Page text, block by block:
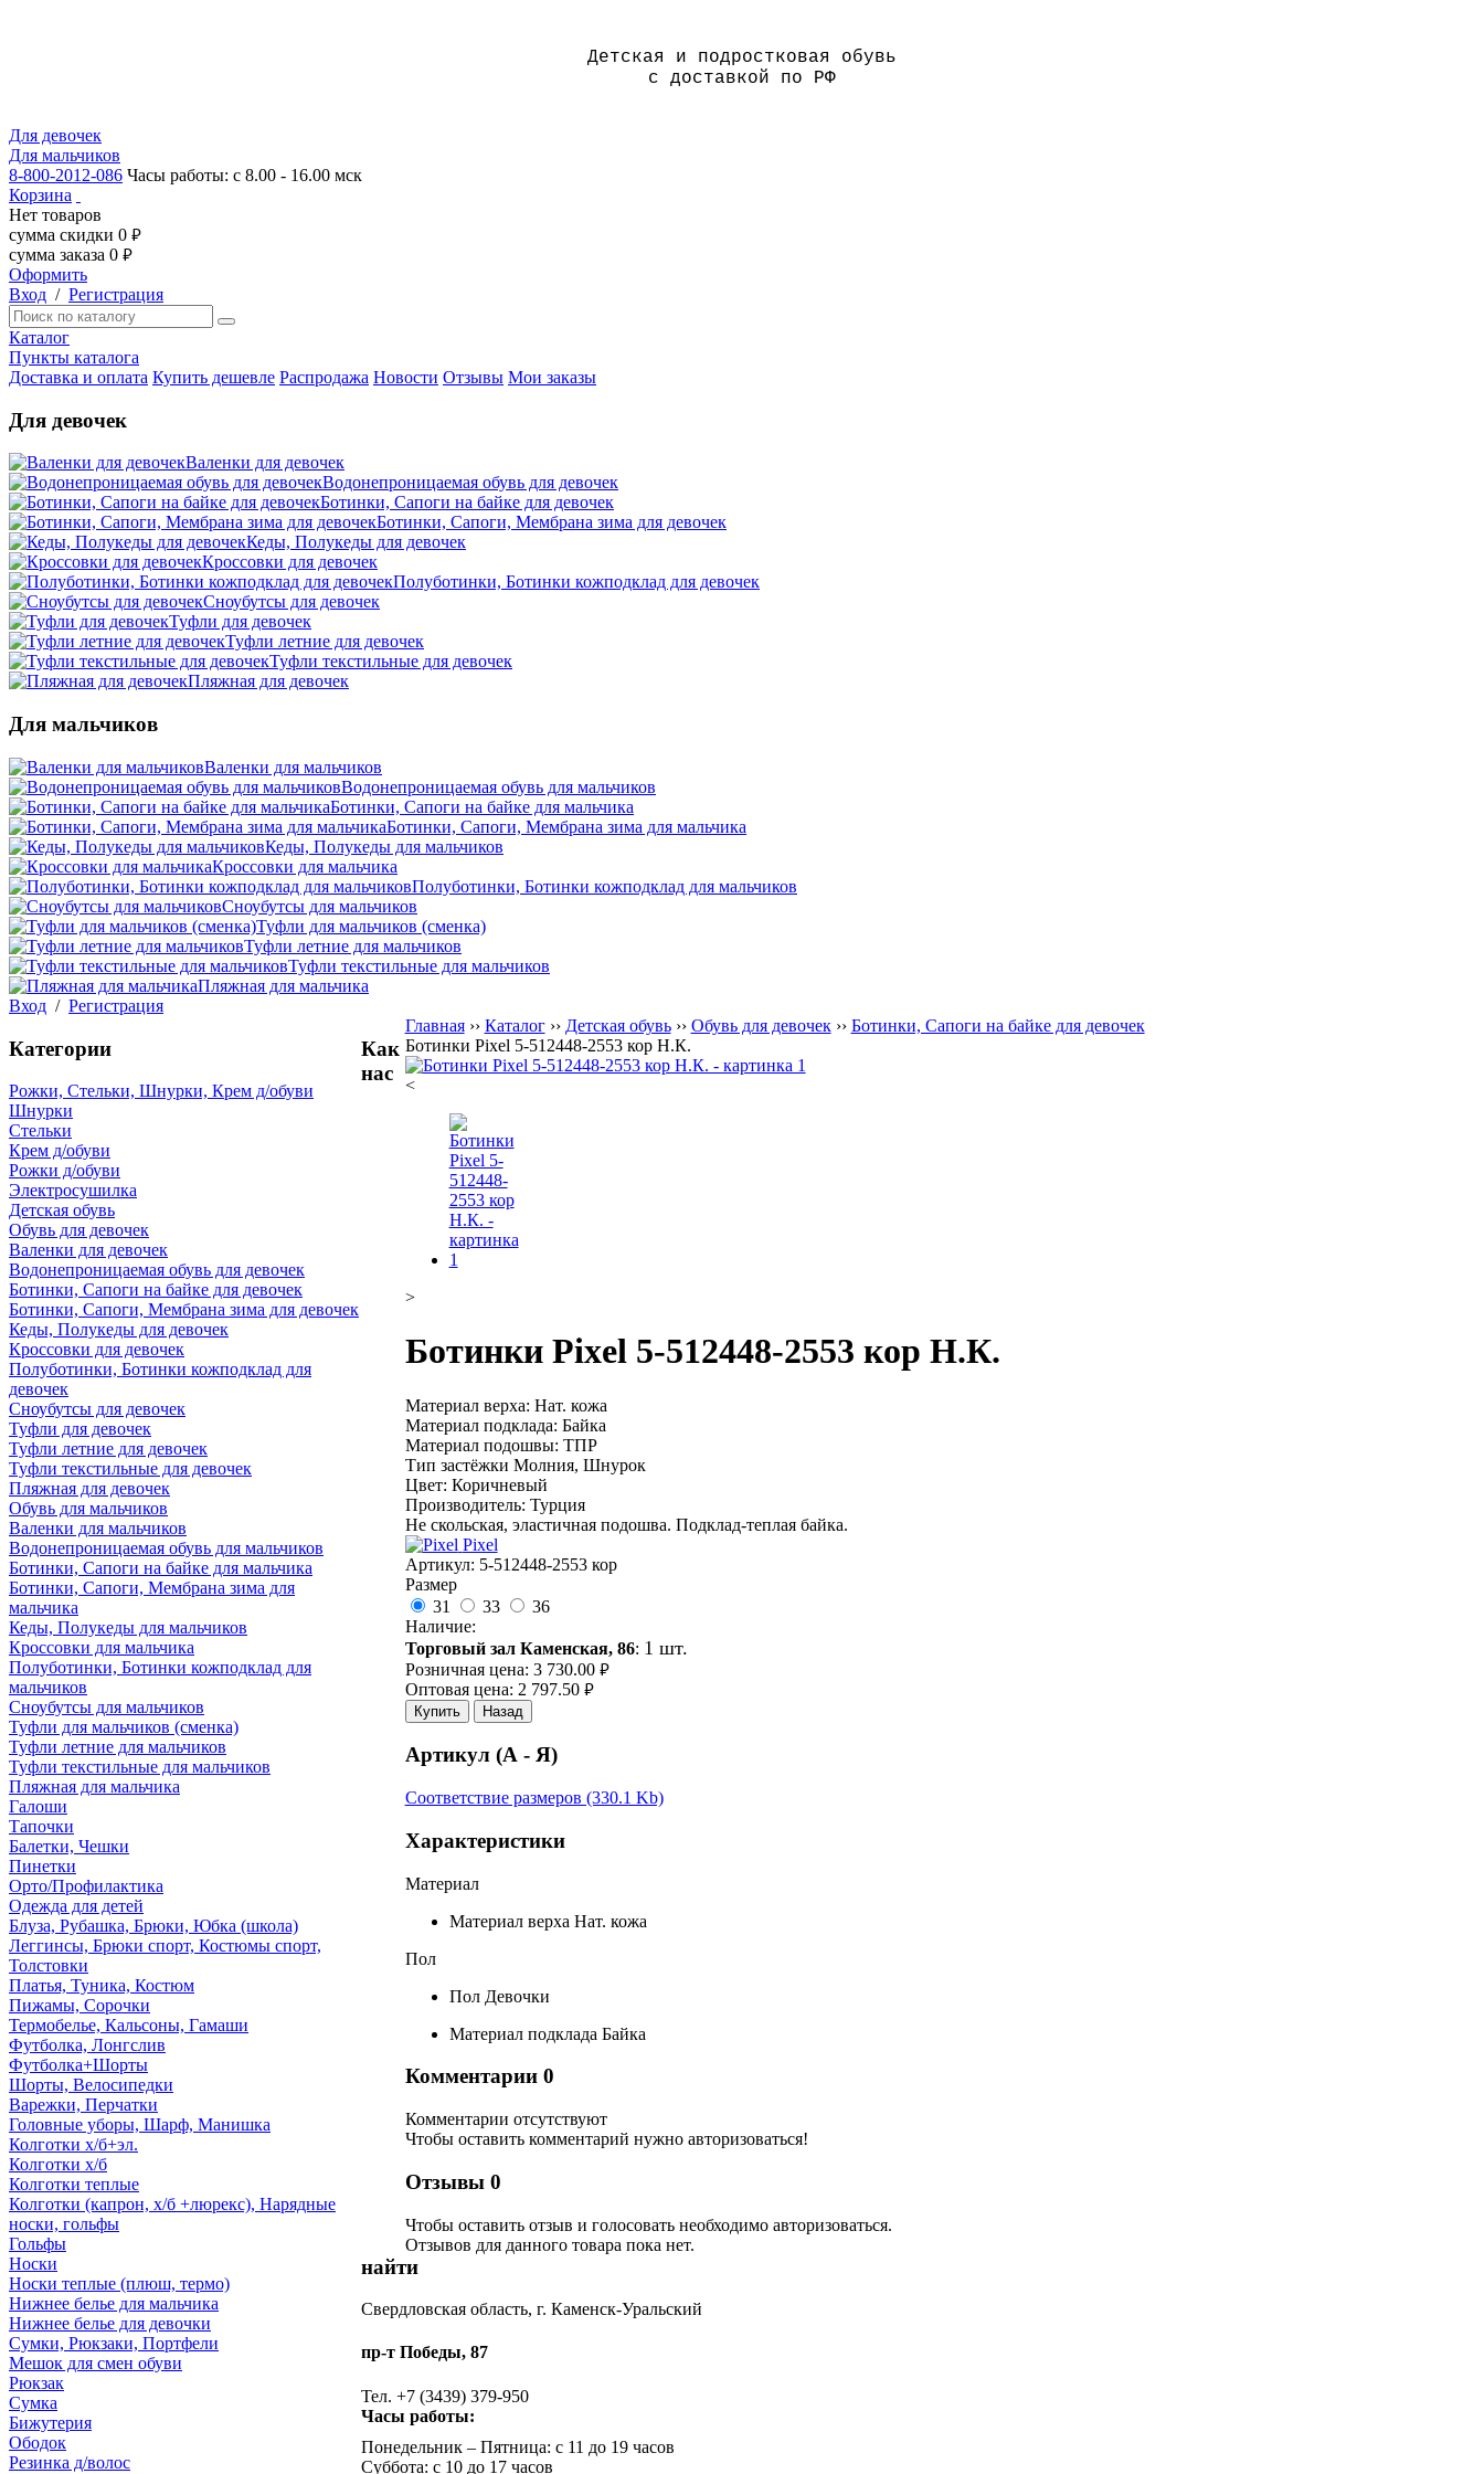
Детская и подростковая обувь
с доставкой по РФ
Для девочек
Для мальчиков
8-800-2012-086 Часы работы: с 8.00 - 16.00 мск
Корзина
Нет товаров
сумма скидки 0 руб.
сумма заказа 0 руб.
Оформить
Вход / Регистрация
Каталог
Пункты каталога
Доставка и оплата Купить дешевле Распродажа Новости Отзывы Мои заказы
Для девочек
Валенки для девочек
Водонепроницаемая обувь для девочек
Ботинки, Сапоги на байке для девочек
Ботинки, Сапоги, Мембрана зима для девочек
Кеды, Полукеды для девочек
Кроссовки для девочек
Полуботинки, Ботинки кожподклад для девочек
Сноубутсы для девочек
Туфли для девочек
Туфли летние для девочек
Туфли текстильные для девочек
Пляжная для девочек
Для мальчиков
Валенки для мальчиков
Водонепроницаемая обувь для мальчиков
Ботинки, Сапоги на байке для мальчика
Ботинки, Сапоги, Мембрана зима для мальчика
Кеды, Полукеды для мальчиков
Кроссовки для мальчика
Полуботинки, Ботинки кожподклад для мальчиков
Сноубутсы для мальчиков
Туфли для мальчиков (сменка)
Туфли летние для мальчиков
Туфли текстильные для мальчиков
Пляжная для мальчика
Вход / Регистрация
Главная ›› Каталог ›› Детская обувь ›› Обувь для девочек ›› Ботинки, Сапоги на байке для девочек
Ботинки Pixel 5-512448-2553 кор Н.К.
<
>
Ботинки Pixel 5-512448-2553 кор Н.К.
Материал верха: Нат. кожа
Материал подклада: Байка
Материал подошвы: ТПР
Тип застёжки Молния, Шнурок
Цвет: Коричневый
Производитель: Турция
Не скольская, эластичная подошва. Подклад-теплая байка.
Pixel
Артикул: 5-512448-2553 кор
Размер
31
33
36
Наличие:
Торговый зал Каменская, 86: 1 шт.
Розничная цена: 3 730.00 руб.
Оптовая цена: 2 797.50 руб.
Купить Назад
Артикул (А - Я)
Соответствие размеров (330.1 Kb)
Характеристики
Материал
Материал верха Нат. кожа
Пол
Пол Девочки
Материал подклада Байка
Комментарии 0
Комментарии отсутствуют
Чтобы оставить комментарий нужно авторизоваться!
Отзывы 0
Чтобы оcтавить отзыв и голосовать необходимо авторизоваться.
Отзывов для данного товара пока нет.
Категории
Рожки, Стельки, Шнурки, Крем д/обуви
Шнурки
Стельки
Крем д/обуви
Рожки д/обуви
Электросушилка
Детская обувь
Обувь для девочек
Валенки для девочек
Водонепроницаемая обувь для девочек
Ботинки, Сапоги на байке для девочек
Ботинки, Сапоги, Мембрана зима для девочек
Кеды, Полукеды для девочек
Кроссовки для девочек
Полуботинки, Ботинки кожподклад для
девочек
Сноубутсы для девочек
Туфли для девочек
Туфли летние для девочек
Туфли текстильные для девочек
Пляжная для девочек
Обувь для мальчиков
Валенки для мальчиков
Водонепроницаемая обувь для мальчиков
Ботинки, Сапоги на байке для мальчика
Ботинки, Сапоги, Мембрана зима для
мальчика
Кеды, Полукеды для мальчиков
Кроссовки для мальчика
Полуботинки, Ботинки кожподклад для
мальчиков
Сноубутсы для мальчиков
Туфли для мальчиков (сменка)
Туфли летние для мальчиков
Туфли текстильные для мальчиков
Пляжная для мальчика
Галоши
Тапочки
Балетки, Чешки
Пинетки
Орто/Профилактика
Одежда для детей
Блуза, Рубашка, Брюки, Юбка (школа)
Леггинсы, Брюки спорт, Костюмы спорт,
Толстовки
Платья, Туника, Костюм
Пижамы, Сорочки
Термобелье, Кальсоны, Гамаши
Футболка, Лонгслив
Футболка+Шорты
Шорты, Велосипедки
Варежки, Перчатки
Головные уборы, Шарф, Манишка
Колготки х/б+эл.
Колготки х/б
Колготки теплые
Колготки (капрон, х/б +люрекс), Нарядные
носки, гольфы
Гольфы
Носки
Носки теплые (плюш, термо)
Нижнее белье для мальчика
Нижнее белье для девочки
Сумки, Рюкзаки, Портфели
Мешок для смен обуви
Рюкзак
Сумка
Бижутерия
Ободок
Резинка д/волос
Как
нас
найти
Свердловская область, г. Каменск-Уральский
пр-т Победы, 87
Тел. +7 (3439) 379-950
Часы работы:
Понедельник – Пятница: с 11 до 19 часов
Суббота: с 10 до 17 часов